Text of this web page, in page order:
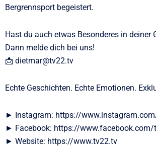
Bergrennsport begeistert.
Hast du auch etwas Besonderes in deiner
Dann melde dich bei uns!
📩 dietmar@tv22.tv
Echte Geschichten. Echte Emotionen.
► Instagram: https://
► Facebook: https://www.facebook.com/
► Website: https://www.tv22.tv